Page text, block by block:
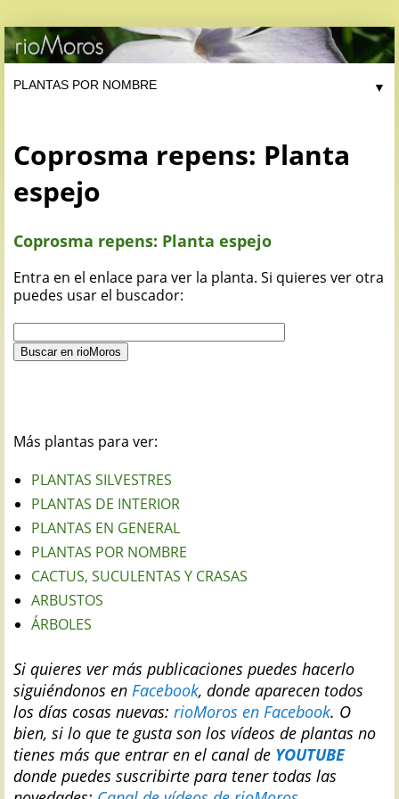
▼
Coprosma repens: Planta
espejo
Coprosma repens: Planta espejo
Entra en el enlace para ver la planta. Si quieres ver otra
puedes usar el buscador:
Más plantas para ver:
PLANTAS SILVESTRES
PLANTAS DE INTERIOR
PLANTAS EN GENERAL
PLANTAS POR NOMBRE
CACTUS, SUCULENTAS Y CRASAS
ARBUSTOS
ÁRBOLES
Si quieres ver más publicaciones puedes hacerlo
siguiéndonos en Facebook, donde aparecen todos
los días cosas nuevas: rioMoros en Facebook. O
bien, si lo que te gusta son los vídeos de plantas no
tienes más que entrar en el canal de YOUTUBE
donde puedes suscribirte para tener todas las